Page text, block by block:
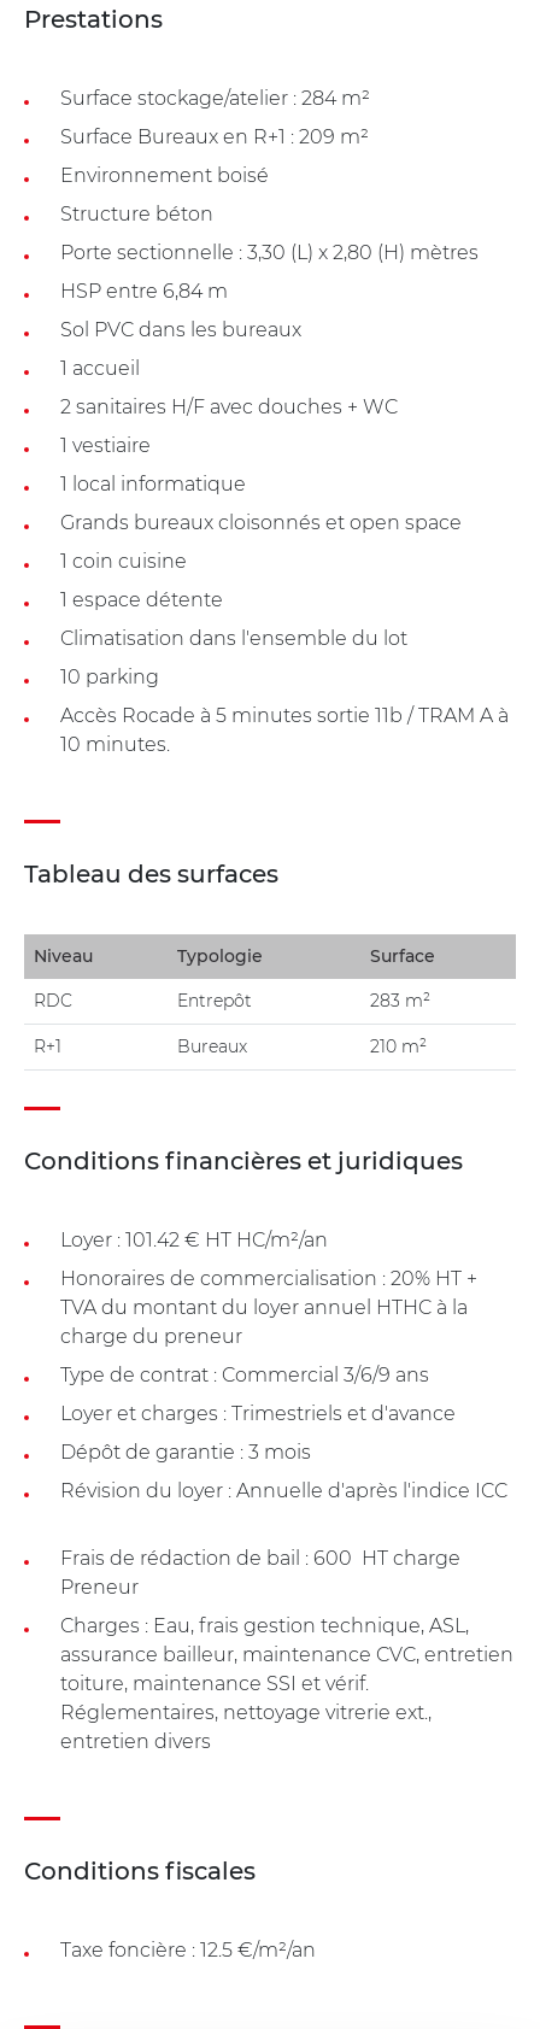
Prestations
Surface stockage/atelier : 284 m²
Surface Bureaux en R+1 : 209 m²
Environnement boisé
Structure béton
Porte sectionnelle : 3,30 (L) x 2,80 (H) mètres
HSP entre 6,84 m
Sol PVC dans les bureaux
1 accueil
2 sanitaires H/F avec douches + WC
1 vestiaire
1 local informatique
Grands bureaux cloisonnés et open space
1 coin cuisine
1 espace détente
Climatisation dans l'ensemble du lot
10 parking
Accès Rocade à 5 minutes sortie 11b / TRAM A à
10 minutes.
Tableau des surfaces
Niveau Typologie Surface
RDC Entrepôt 283 m²
R+1 Bureaux 210 m²
Conditions financières et juridiques
Loyer : 101.42 € HT HC/m²/an
Honoraires de commercialisation : 20% HT +
TVA du montant du loyer annuel HTHC à la
charge du preneur
Type de contrat : Commercial 3/6/9 ans
Loyer et charges : Trimestriels et d'avance
Dépôt de garantie : 3 mois
Révision du loyer : Annuelle d'après l'indice ICC
Frais de rédaction de bail : 600  HT charge
Preneur
Charges : Eau, frais gestion technique, ASL,
assurance bailleur, maintenance CVC, entretien
toiture, maintenance SSI et vérif.
Réglementaires, nettoyage vitrerie ext.,
entretien divers
Conditions fiscales
Taxe foncière : 12.5 €/m²/an